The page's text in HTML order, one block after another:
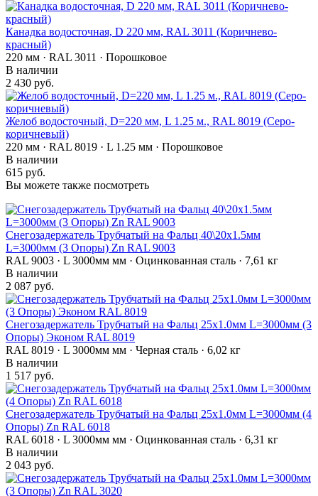
Канадка водосточная, D 220 мм, RAL 3011 (Коричнево-
красный)
220 мм · RAL 3011 · Порошковое
В наличии
2 430 руб.
Желоб водосточный, D=220 мм, L 1.25 м., RAL 8019 (Серо-
коричневый)
220 мм · RAL 8019 · L 1.25 мм · Порошковое
В наличии
615 руб.
Вы можете также посмотреть
Снегозадержатель Трубчатый на Фальц 40\20х1.5мм
L=3000мм (3 Опоры) Zn RAL 9003
RAL 9003 · L 3000мм мм · Оцинкованная сталь · 7,61 кг
В наличии
2 087 руб.
Снегозадержатель Трубчатый на Фальц 25х1.0мм L=3000мм (3
Опоры) Эконом RAL 8019
RAL 8019 · L 3000мм мм · Черная сталь · 6,02 кг
В наличии
1 517 руб.
Снегозадержатель Трубчатый на Фальц 25х1.0мм L=3000мм (4
Опоры) Zn RAL 6018
RAL 6018 · L 3000мм мм · Оцинкованная сталь · 6,31 кг
В наличии
2 043 руб.